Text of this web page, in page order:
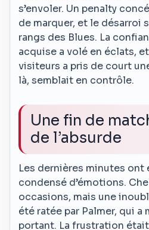
s’envoler. Un penalty
de marquer, et le désarroi
rangs des Blues. La
acquise a volé en éclats,
visiteurs a pris de court
là, semblait en contrôle.
Une fin de
de l’absurde
Les dernières minutes ont
condensé d’émotions.
occasions, mais une
été ratée par Palmer, qui a
portant. La frustration